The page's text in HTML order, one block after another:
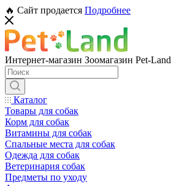
🔥 Сайт продается Подробнее
Интернет-магазин Зоомагазин Pet-Land
Каталог
Товары для собак
Корм для собак
Витамины для собак
Спальные места для собак
Одежда для собак
Ветеринария собак
Предметы по уходу